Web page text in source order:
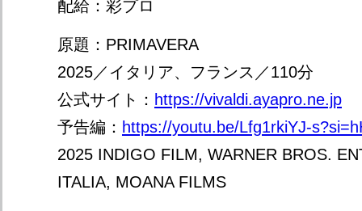
配給：彩プロ
原題：PRIMAVERA
2025／イタリア、フランス／110分
公式サイト： https://vivaldi.ayapro.ne.jp
予告編： https://youtu.be/Lfg1rkiYJ-
2025 INDIGO FILM, WARNER BROS.
ITALIA, MOANA FILMS